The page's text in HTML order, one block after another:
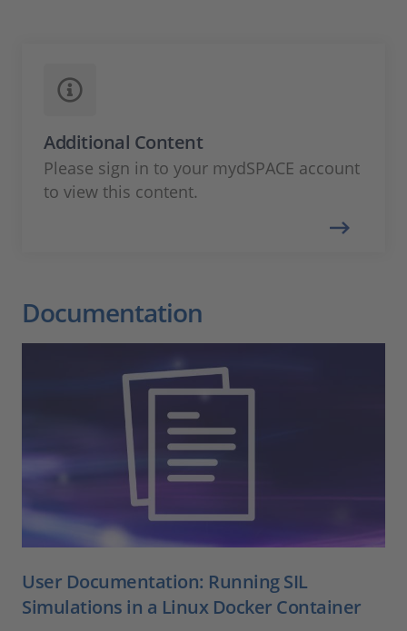
Additional Content
Please sign in to your mydSPACE account
to view this content.
Documentation
User Documentation: Running SIL
Simulations in a Linux Docker Container